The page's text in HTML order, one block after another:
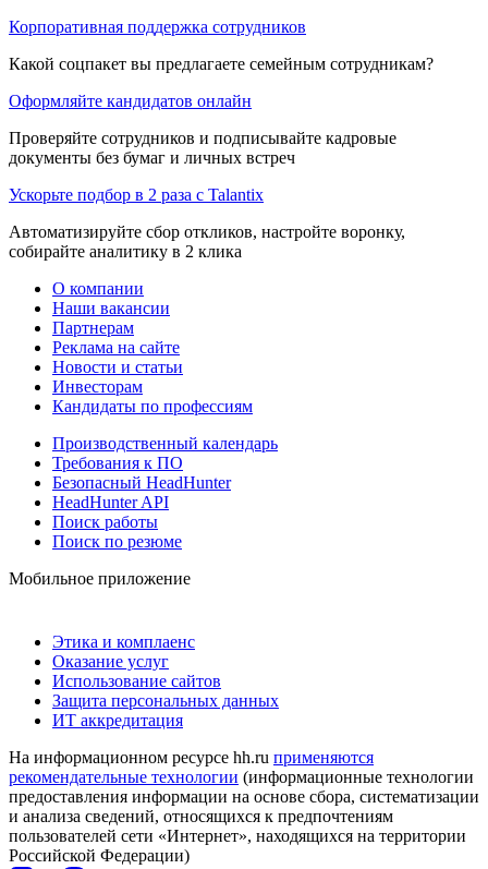
Корпоративная поддержка сотрудников
Какой соцпакет вы предлагаете семейным сотрудникам?
Оформляйте кандидатов онлайн
Проверяйте сотрудников и подписывайте кадровые
документы без бумаг и личных встреч
Ускорьте подбор в 2 раза с Talantix
Автоматизируйте сбор откликов, настройте воронку,
собирайте аналитику в 2 клика
О компании
Наши вакансии
Партнерам
Реклама на сайте
Новости и статьи
Инвесторам
Кандидаты по профессиям
Производственный календарь
Требования к ПО
Безопасный HeadHunter
HeadHunter API
Поиск работы
Поиск по резюме
Мобильное приложение
Этика и комплаенс
Оказание услуг
Использование сайтов
Защита персональных данных
ИТ аккредитация
На информационном ресурсе hh.ru применяются
рекомендательные технологии (информационные технологии
предоставления информации на основе сбора, систематизации
и анализа сведений, относящихся к предпочтениям
пользователей сети «Интернет», находящихся на территории
Российской Федерации)